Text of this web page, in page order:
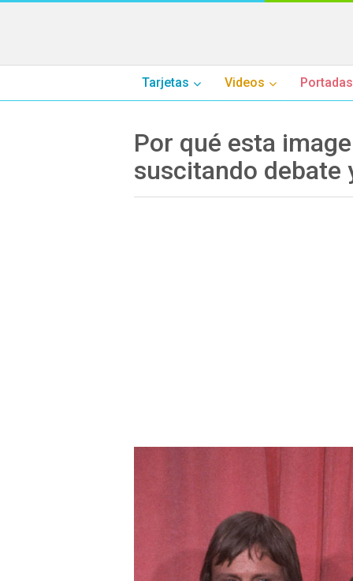
Tarjetas Videos Portadas
Por qué esta
suscitando debate